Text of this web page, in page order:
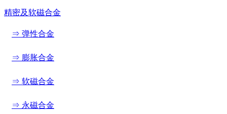
精密及软磁合金
⇒ 弹性合金
⇒ 膨胀合金
⇒ 软磁合金
⇒ 永磁合金